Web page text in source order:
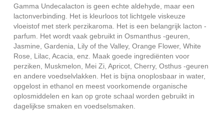
Gamma Undecalacton is geen echte aldehyde, maar een
lactonverbinding. Het is kleurloos tot lichtgele viskeuze
vloeistof met sterk perzikaroma. Het is een belangrijk lacton -
parfum. Het wordt vaak gebruikt in Osmanthus -geuren,
Jasmine, Gardenia, Lily of the Valley, Orange Flower, White
Rose, Lilac, Acacia, enz. Maak goede ingrediënten voor
perziken, Muskmelon, Mei Zi, Apricot, Cherry, Osthus -geuren
en andere voedselvlakken. Het is bijna onoplosbaar in water,
opgelost in ethanol en meest voorkomende organische
oplosmiddelen en kan op grote schaal worden gebruikt in
dagelijkse smaken en voedselsmaken.